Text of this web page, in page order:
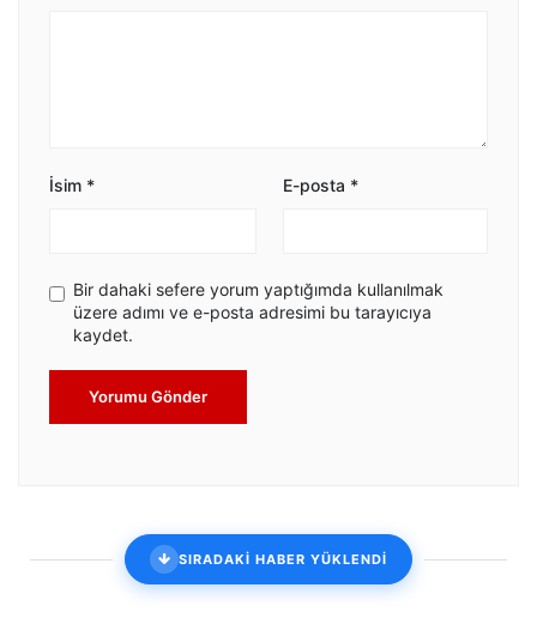
İsim * E-posta *
Bir dahaki sefere yorum yaptığımda kullanılmak
üzere adımı ve e-posta adresimi bu tarayıcıya
kaydet.
Yorumu Gönder
SIRADAKİ HABER YÜKLENDİ